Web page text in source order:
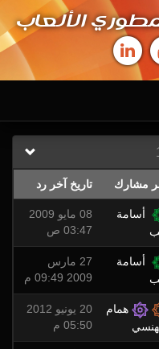
الألعاب
مشارك تاريخ آخر رد
أسامة
08 مايو 2009
03:47 ص
أسامة
27 مارس
2009 09:49 م
همام
20 يونيو 2012
05:50 م